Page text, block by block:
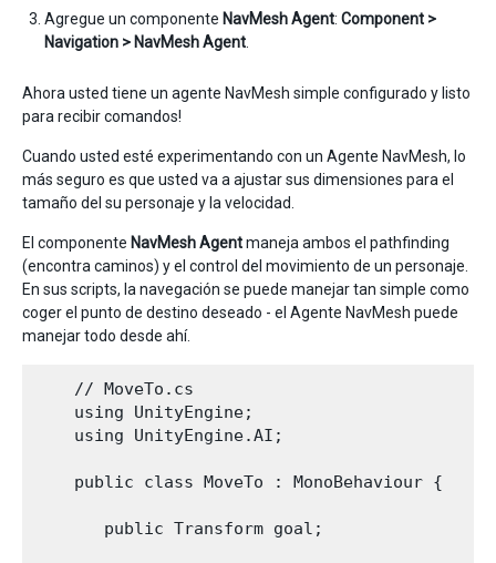
Agregue un componente NavMesh Agent: Component >
Navigation > NavMesh Agent
Ahora usted tiene un agente NavMesh simple configurado y listo
para recibir comandos!
Cuando usted esté experimentando con un Agente NavMesh, lo
más seguro es que usted va a ajustar sus dimensiones para el
tamaño del su personaje y la velocidad.
El componente NavMesh Agentmaneja ambos el pathfinding
(encontra caminos) y el control del movimiento de un personaje.
En sus scripts, la navegación se puede manejar tan simple como
coger el punto de destino deseado - el Agente NavMesh puede
manejar todo desde ahí.
    // MoveTo.cs
    using UnityEngine;
    using UnityEngine.AI;
    public class MoveTo : MonoBehaviour {
       public Transform goal;